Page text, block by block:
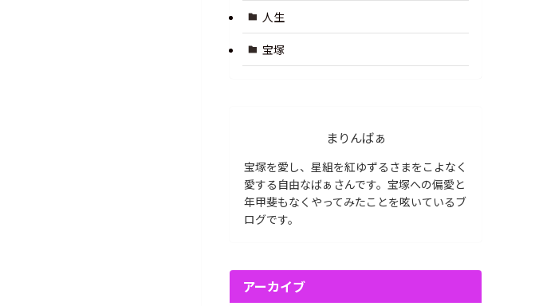
人生
宝塚
まりんばぁ
宝塚を愛し、星組を紅ゆずるさまをこよなく
愛する自由なばぁさんです。宝塚への偏愛と
年甲斐もなくやってみたことを呟いているブ
ログです。
アーカイブ